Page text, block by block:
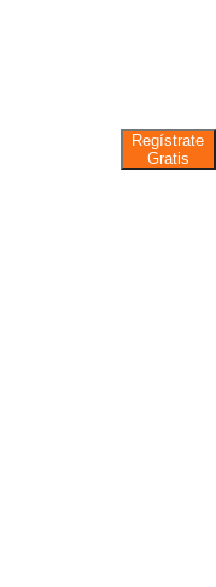
Regístrate
Gratis